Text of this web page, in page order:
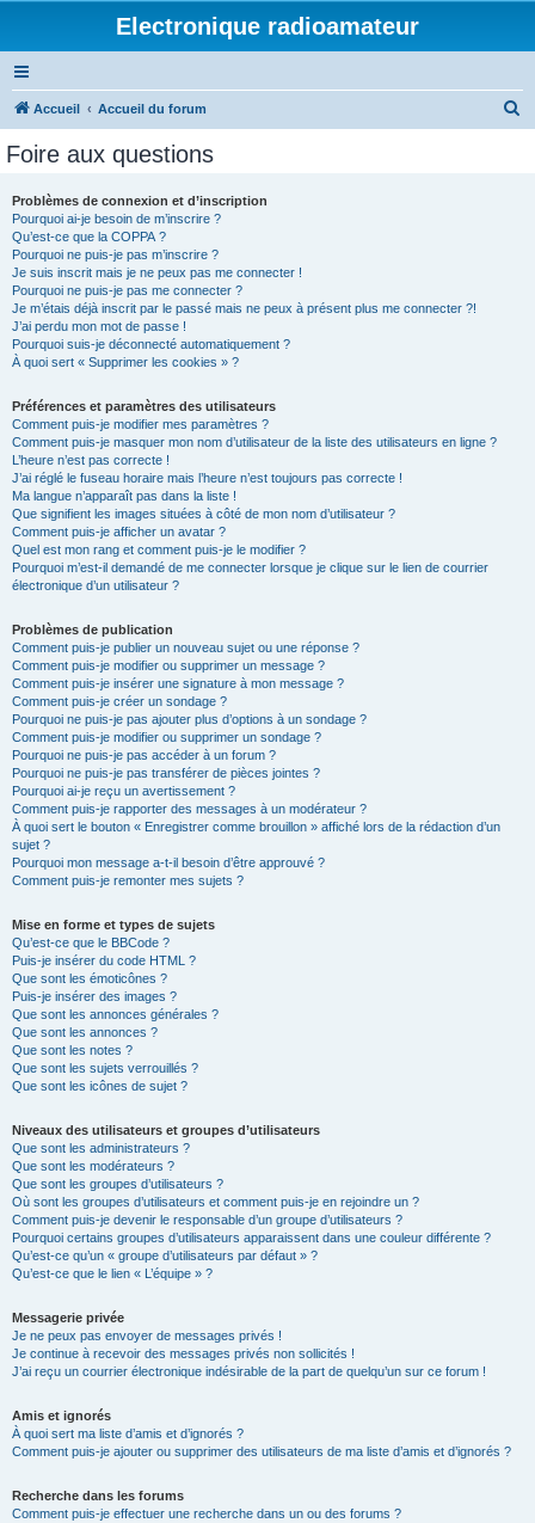
Electronique radioamateur
Accueil Accueil du forum
Foire aux questions
Problèmes de connexion et d’inscription
Pourquoi ai-je besoin de m’inscrire ?
Qu’est-ce que la COPPA ?
Pourquoi ne puis-je pas m’inscrire ?
Je suis inscrit mais je ne peux pas me connecter !
Pourquoi ne puis-je pas me connecter ?
Je m’étais déjà inscrit par le passé mais ne peux à présent plus me connecter ?!
J’ai perdu mon mot de passe !
Pourquoi suis-je déconnecté automatiquement ?
À quoi sert « Supprimer les cookies » ?
Préférences et paramètres des utilisateurs
Comment puis-je modifier mes paramètres ?
Comment puis-je masquer mon nom d’utilisateur de la liste des utilisateurs en ligne ?
L’heure n’est pas correcte !
J’ai réglé le fuseau horaire mais l’heure n’est toujours pas correcte !
Ma langue n’apparaît pas dans la liste !
Que signifient les images situées à côté de mon nom d’utilisateur ?
Comment puis-je afficher un avatar ?
Quel est mon rang et comment puis-je le modifier ?
Pourquoi m’est-il demandé de me connecter lorsque je clique sur le lien de courrier
électronique d’un utilisateur ?
Problèmes de publication
Comment puis-je publier un nouveau sujet ou une réponse ?
Comment puis-je modifier ou supprimer un message ?
Comment puis-je insérer une signature à mon message ?
Comment puis-je créer un sondage ?
Pourquoi ne puis-je pas ajouter plus d’options à un sondage ?
Comment puis-je modifier ou supprimer un sondage ?
Pourquoi ne puis-je pas accéder à un forum ?
Pourquoi ne puis-je pas transférer de pièces jointes ?
Pourquoi ai-je reçu un avertissement ?
Comment puis-je rapporter des messages à un modérateur ?
À quoi sert le bouton « Enregistrer comme brouillon » affiché lors de la rédaction d’un
sujet ?
Pourquoi mon message a-t-il besoin d’être approuvé ?
Comment puis-je remonter mes sujets ?
Mise en forme et types de sujets
Qu’est-ce que le BBCode ?
Puis-je insérer du code HTML ?
Que sont les émoticônes ?
Puis-je insérer des images ?
Que sont les annonces générales ?
Que sont les annonces ?
Que sont les notes ?
Que sont les sujets verrouillés ?
Que sont les icônes de sujet ?
Niveaux des utilisateurs et groupes d’utilisateurs
Que sont les administrateurs ?
Que sont les modérateurs ?
Que sont les groupes d’utilisateurs ?
Où sont les groupes d’utilisateurs et comment puis-je en rejoindre un ?
Comment puis-je devenir le responsable d’un groupe d’utilisateurs ?
Pourquoi certains groupes d’utilisateurs apparaissent dans une couleur différente ?
Qu’est-ce qu’un « groupe d’utilisateurs par défaut » ?
Qu’est-ce que le lien « L’équipe » ?
Messagerie privée
Je ne peux pas envoyer de messages privés !
Je continue à recevoir des messages privés non sollicités !
J’ai reçu un courrier électronique indésirable de la part de quelqu’un sur ce forum !
Amis et ignorés
À quoi sert ma liste d’amis et d’ignorés ?
Comment puis-je ajouter ou supprimer des utilisateurs de ma liste d’amis et d’ignorés ?
Recherche dans les forums
Comment puis-je effectuer une recherche dans un ou des forums ?